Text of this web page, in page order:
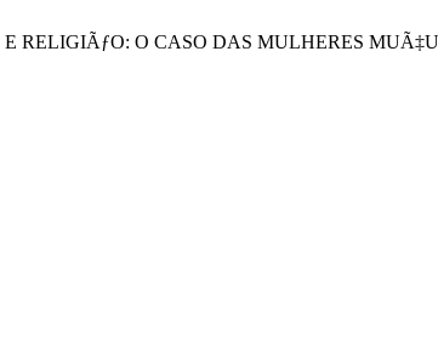
E RELIGIÃƒO: O CASO DAS MULHERES